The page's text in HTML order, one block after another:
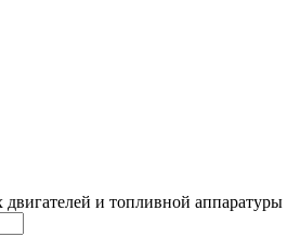
двигателей и топливной аппаратуры